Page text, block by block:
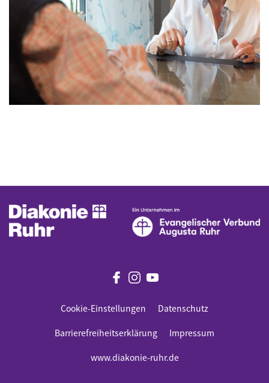
Cookie-Einstellungen Datenschutz
Barrierefreiheitserklärung Impressum
www.diakonie-ruhr.de